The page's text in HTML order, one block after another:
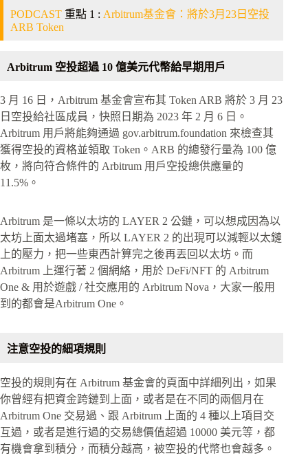
PODCAST 重點 1 : Arbitrum基金會：將於3月23日空投
ARB Token
Arbitrum 空投超過 10 億美元代幣給早期用戶
3 月 16 日，Arbitrum 基金會宣布其 Token ARB 將於 3 月 23
日空投給社區成員，快照日期為 2023 年 2 月 6 日。
Arbitrum 用戶將能夠通過 gov.arbitrum.foundation 來檢查其
獲得空投的資格並領取 Token。ARB 的總發行量為 100 億
枚，將向符合條件的 Arbitrum 用戶空投總供應量的
11.5%。
Arbitrum 是一條以太坊的 LAYER 2 公鏈，可以想成因為以
太坊上面太過堵塞，所以 LAYER 2 的出現可以減輕以太鏈
上的壓力，把一些東西計算完之後再丟回以太坊。而
Arbitrum 上運行著 2 個網絡，用於 DeFi/NFT 的 Arbitrum
One & 用於遊戲 / 社交應用的 Arbitrum Nova，大家一般用
到的都會是Arbitrum One。
注意空投的細項規則
空投的規則有在 Arbitrum 基金會的頁面中詳細列出，如果
你曾經有把資金跨鏈到上面，或者是在不同的兩個月在
Arbitrum One 交易過、跟 Arbitrum 上面的 4 種以上項目交
互過，或者是進行過的交易總價值超過 10000 美元等，都
有機會拿到積分，而積分越高，被空投的代幣也會越多。